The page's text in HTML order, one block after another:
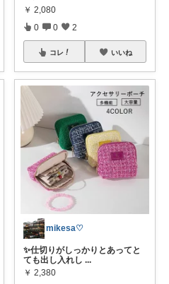
￥ 2,080
0 0 2
コレ いいね
mikesa♡
✨仕切りがしっかりとあってと
ても出し入れし ...
￥ 2,380